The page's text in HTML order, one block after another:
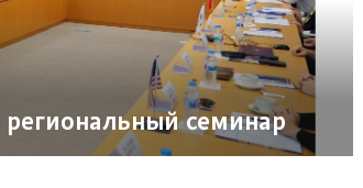
семинар